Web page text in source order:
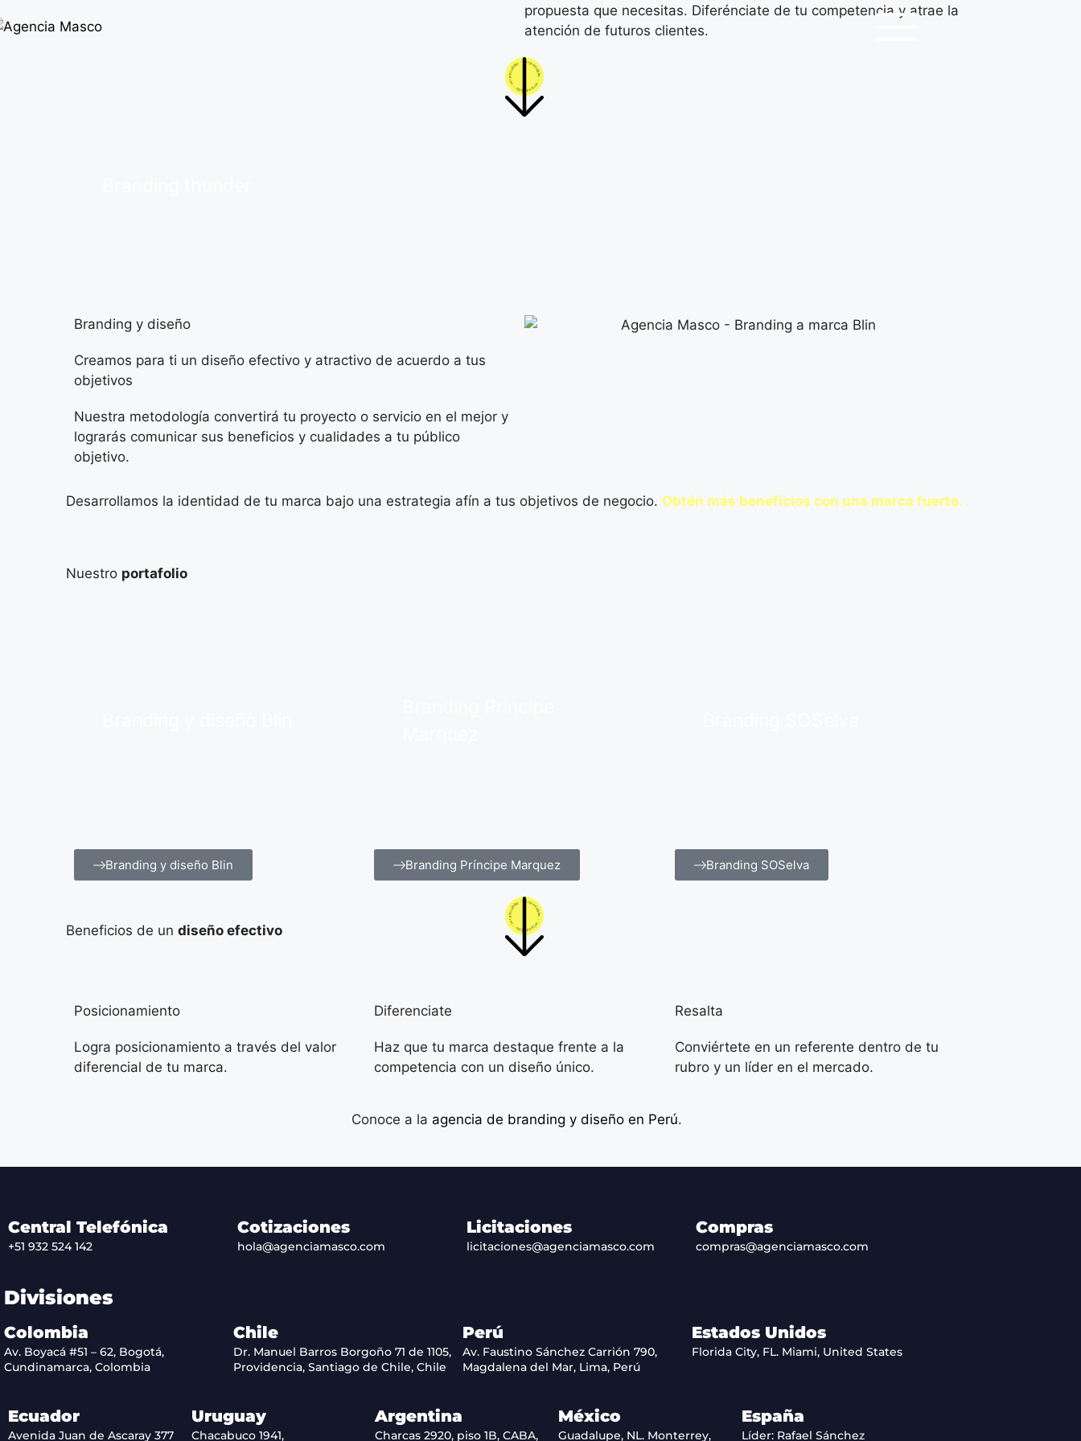
propuesta que necesitas. Diferénciate de tu competencia y atrae la
atención de futuros clientes.
Branding y diseño
Creamos para ti un diseño efectivo y atractivo de acuerdo a tus
objetivos
Nuestra metodología convertirá tu proyecto o servicio en el mejor y
lograrás comunicar sus beneficios y cualidades a tu público
objetivo.
Desarrollamos la identidad de tu marca bajo una estrategia afín a tus objetivos de negocio. Obtén más beneficios con una marca fuerte.
Nuestro portafolio
Branding y diseño Blin Branding Príncipe Marquez Branding SOSelva
Beneficios de un diseño efectivo
Posicionamiento
Logra posicionamiento a través del valor
diferencial de tu marca.
Diferenciate
Haz que tu marca destaque frente a la
competencia con un diseño único.
Resalta
Conviértete en un referente dentro de tu
rubro y un líder en el mercado.
Conoce a la agencia de branding y diseño en Perú.
Central Telefónica
+51 932 524 142
Cotizaciones
hola@agenciamasco.com
Licitaciones
licitaciones@agenciamasco.com
Compras
compras@agenciamasco.com
Divisiones
Colombia
Av. Boyacá #51 – 62, Bogotá,
Cundinamarca, Colombia
Chile
Dr. Manuel Barros Borgoño 71 de 1105,
Providencia, Santiago de Chile, Chile
Perú
Av. Faustino Sánchez Carrión 790,
Magdalena del Mar, Lima, Perú
Estados Unidos
Florida City, FL. Miami, United States
Ecuador
Avenida Juan de Ascaray 377
Uruguay
Chacabuco 1941,
Argentina
Charcas 2920, piso 1B, CABA,
México
Guadalupe, NL. Monterrey,
España
Líder: Rafael Sánchez